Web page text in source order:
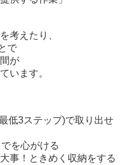
考えたり、
で
が
います。
低3ステップ)で取り出せ
を心がける
事！ときめく収納をする